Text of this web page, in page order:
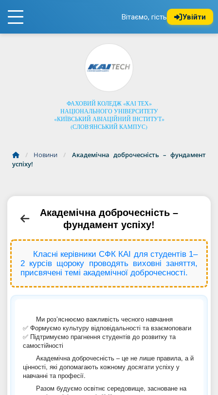
Вітаємо, гість Увійти
ФАХОВИЙ КОЛЕДЖ «КАІ ТЕХ»
НАЦІОНАЛЬНОГО УНІВЕРСИТЕТУ
«КИЇВСЬКИЙ АВІАЦІЙНИЙ ІНСТИТУТ»
(СЛОВ'ЯНСЬКИЙ КАМПУС)
/ Новини /
Академічна доброчесність – фундамент
успіху!
Академічна доброчесність –
фундамент успіху!
Класні керівники СФК КАІ для студентів 1–
2 курсів щороку проводять виховні заняття,
присвячені темі академічної доброчесності.